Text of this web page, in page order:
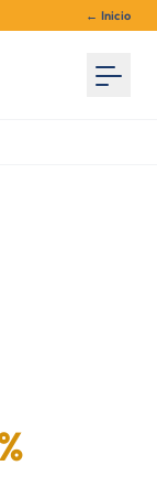
← Inicio